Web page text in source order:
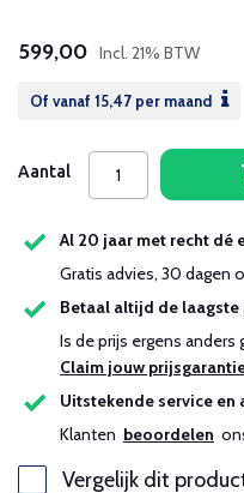
599,00 Incl. 21% BTW
Of vanaf 15,47 per maand
Aantal
Al 20 jaar met recht dé
Gratis advies, 30 dagen
Betaal altijd de laagste
Is de prijs ergens anders
Claim jouw
Uitstekende service
Klanten beoordelen
Vergelijk dit